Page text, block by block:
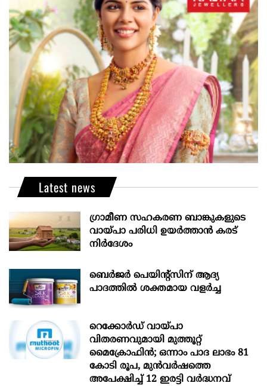
Latest news
ഗ്രാമീണ സഹകരണ ബാങ്കുകളുടെ
വായ്പാ പരിധി ഉയർത്താൻ കരട്
നിർദേശം
ബെർജർ പെയിന്റ്സിന് ആദ്യ
പാദത്തിൽ ശക്തമായ വളർച്ച
റെക്കോർഡ് വായ്പാ
വിതരണവുമായി മുത്തൂറ്റ്
മൈക്രോഫിൻ; ഒന്നാം പാദ ലാഭം 81
കോടി രൂപ, മുൻവർഷത്തെ
അപേക്ഷിച്ച് 12 ഇരട്ടി വർദ്ധനവ്